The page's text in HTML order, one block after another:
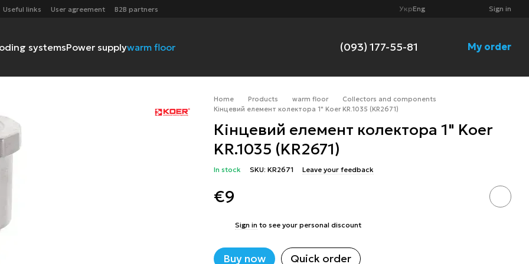
Useful links User agreement B2B partners УкрEng Sign in
systemsPower supplywarm floor (093) 177-55-81 My order
Home Products warm floor
Collectors and components
Кінцевий елемент колектора 1" Koer KR.1035 (KR2671)
Кінцевий елемент колектора 1" Koer
KR.1035 (KR2671)
In stock SKU: KR2671 Leave your feedback
€9
Sign in to see your personal discount
Buy now Quick order